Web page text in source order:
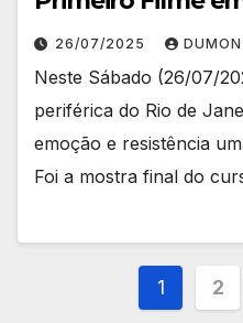
26/07/2025
Neste Sábado (26/07/
periférica do Rio de
emoção e resistência
Foi a mostra final do
1 2